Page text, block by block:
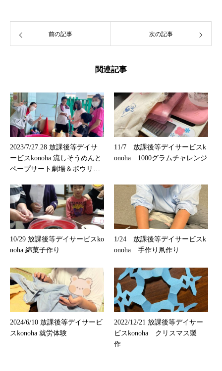
前の記事 次の記事
関連記事
2023/7/27.28 放課後等デイサ
ービスkonoha 流しそうめんと
ペープサート劇場＆ボウリン
11/7 放課後等デイサービスk
onoha 1000グラムチャレンジ
10/29 放課後等デイサービスko
noha 綿菓子作り
1/24 放課後等デイサービスk
onoha 手作り凧作り
2024/6/10 放課後等デイサービ
スkonoha 就労体験
2022/12/21 放課後等デイサー
ビスkonoha クリスマス製
作